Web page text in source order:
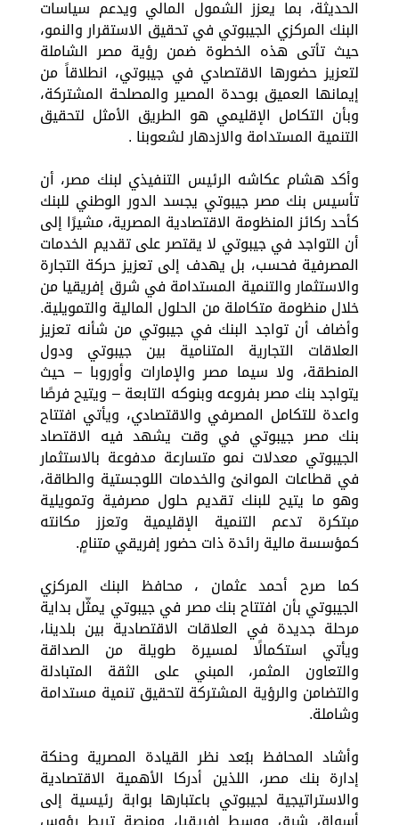
الحديثة، بما يعزز الشمول المالي ويدعم سياسات
البنك المركزي الجيبوتي في تحقيق الاستقرار والنمو،
حيث تأتى هذه الخطوة ضمن رؤية مصر الشاملة
لتعزيز حضورها الاقتصادي في جيبوتي، انطلاقاً من
إيمانها العميق بوحدة المصير والمصلحة المشتركة،
وبأن التكامل الإقليمي هو الطريق الأمثل لتحقيق
التنمية المستدامة والازدهار لشعوبنا .
وأكد هشام عكاشه الرئيس التنفيذي لبنك مصر، أن
تأسيس بنك مصر جيبوتي يجسد الدور الوطني للبنك
كأحد ركائز المنظومة الاقتصادية المصرية، مشيرًا إلى
أن التواجد في جيبوتي لا يقتصر على تقديم الخدمات
المصرفية فحسب، بل يهدف إلى تعزيز حركة التجارة
والاستثمار والتنمية المستدامة في شرق إفريقيا من
خلال منظومة متكاملة من الحلول المالية والتمويلية.
وأضاف أن تواجد البنك في جيبوتي من شأنه تعزيز
العلاقات التجارية المتنامية بين جيبوتي ودول
المنطقة، ولا سيما مصر والإمارات وأوروبا – حيث
يتواجد بنك مصر بفروعه وبنوكه التابعة – ويتيح فرصًا
واعدة للتكامل المصرفي والاقتصادي، ويأتي افتتاح
بنك مصر جيبوتي في وقت يشهد فيه الاقتصاد
الجيبوتي معدلات نمو متسارعة مدفوعة بالاستثمار
في قطاعات الموانئ والخدمات اللوجستية والطاقة،
وهو ما يتيح للبنك تقديم حلول مصرفية وتمويلية
مبتكرة تدعم التنمية الإقليمية وتعزز مكانته
كمؤسسة مالية رائدة ذات حضور إفريقي متنامٍ.
كما صرح أحمد عثمان ، محافظ البنك المركزي
الجيبوتي بأن افتتاح بنك مصر في جيبوتي يمثّل بداية
مرحلة جديدة في العلاقات الاقتصادية بين بلدينا،
ويأتي استكمالًا لمسيرة طويلة من الصداقة
والتعاون المثمر، المبني على الثقة المتبادلة
والتضامن والرؤية المشتركة لتحقيق تنمية مستدامة
وشاملة.
وأشاد المحافظ ببُعد نظر القيادة المصرية وحنكة
إدارة بنك مصر، اللذين أدركا الأهمية الاقتصادية
والاستراتيجية لجيبوتي باعتبارها بوابة رئيسية إلى